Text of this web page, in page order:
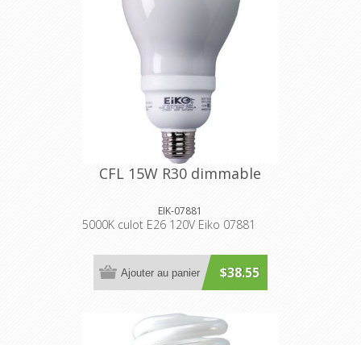
CFL 15W R30 dimmable
EIK-07881
5000K culot E26 120V Eiko 07881
$38.55
Ajouter au panier